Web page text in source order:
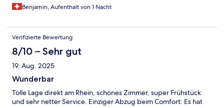
Benjamin, Aufenthalt von 1 Nacht
Verifizierte Bewertung
8/10 – Sehr gut
19. Aug. 2025
Wunderbar
Tolle Lage direkt am Rhein, schönes Zimmer, super Frühstück
und sehr netter Service. Einziger Abzug beim Comfort: Es hat